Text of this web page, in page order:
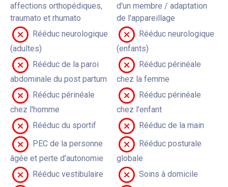
affections orthopédiques,
traumato et rhumato
d'un membre / adaptation
de l'appareillage
Rééduc neurologique
(adultes)
Rééduc neurologique
(enfants)
Rééduc de la paroi
abdominale du post partum
Rééduc périnéale
chez la femme
Rééduc périnéale
chez l'homme
Rééduc périnéale
chez l'enfant
Rééduc du sportif
Rééduc de la main
PEC de la personne
âgée et perte d'autonomie
Rééduc posturale
globale
Rééduc vestibulaire
Soins à domicile